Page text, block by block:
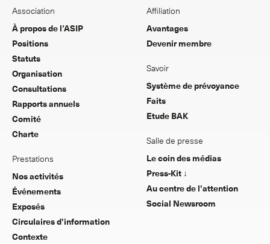
Association
À propos de l’ASIP
Positions
Statuts
Organisation
Consultations
Rapports annuels
Comité
Charte
Prestations
Nos activités
Événements
Exposés
Circulaires d'information
Contexte
Affiliation
Avantages
Devenir membre
Savoir
Système de prévoyance
Faits
Etude BAK
Salle de presse
Le coin des médias
Press-Kit ↓
Au centre de l'attention
Social Newsroom